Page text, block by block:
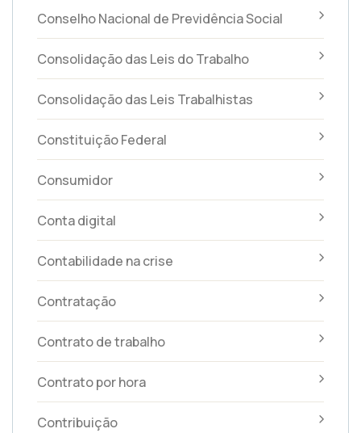
Conselho Nacional de Previdência Social
Consolidação das Leis do Trabalho
Consolidação das Leis Trabalhistas
Constituição Federal
Consumidor
Conta digital
Contabilidade na crise
Contratação
Contrato de trabalho
Contrato por hora
Contribuição